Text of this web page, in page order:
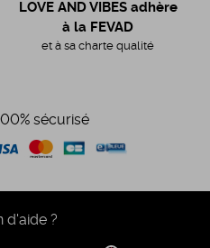
LOVE AND VIBES adhère
à la FEVAD
et à sa charte qualité
sécurisé
d'aide ?